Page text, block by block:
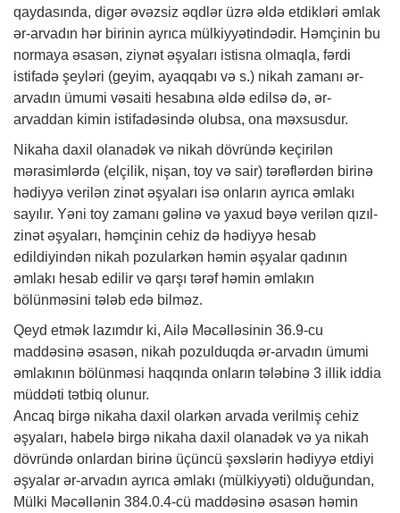
qaydasında, digər əvəzsiz əqdlər üzrə əldə etdikləri əmlak
ər-arvadın hər birinin ayrıca mülkiyyətindədir. Həmçinin bu
normaya əsasən, ziynət əşyaları istisna olmaqla, fərdi
istifadə şeyləri (geyim, ayaqqabı və s.) nikah zamanı ər-
arvadın ümumi vəsaiti hesabına əldə edilsə də, ər-
arvaddan kimin istifadəsində olubsa, ona məxsusdur.
Nikaha daxil olanadək və nikah dövründə keçirilən
mərasimlərdə (elçilik, nişan, toy və sair) tərəflərdən birinə
hədiyyə verilən zinət əşyaları isə onların ayrıca əmlakı
sayılır. Yəni toy zamanı gəlinə və yaxud bəyə verilən qızıl-
zinət əşyaları, həmçinin cehiz də hədiyyə hesab
edildiyindən nikah pozularkən həmin əşyalar qadının
əmlakı hesab edilir və qarşı tərəf həmin əmlakın
bölünməsini tələb edə bilməz.
Qeyd etmək lazımdır ki, Ailə Məcəlləsinin 36.9-cu
maddəsinə əsasən, nikah pozulduqda ər-arvadın ümumi
əmlakının bölünməsi haqqında onların tələbinə 3 illik iddia
müddəti tətbiq olunur.
Ancaq birgə nikaha daxil olarkən arvada verilmiş cehiz
əşyaları, habelə birgə nikaha daxil olanadək və ya nikah
dövründə onlardan birinə üçüncü şəxslərin hədiyyə etdiyi
əşyalar ər-arvadın ayrıca əmlakı (mülkiyyəti) olduğundan,
Mülki Məcəllənin 384.0.4-cü maddəsinə əsasən həmin